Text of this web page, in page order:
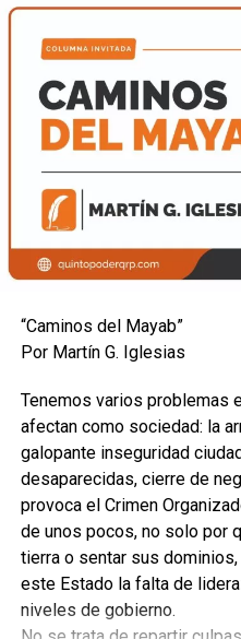
“Caminos del Mayab”
Por Martín G. Iglesias
Tenemos varios problemas
afectan como sociedad: la
galopante inseguridad
desaparecidas, cierre de
provoca el Crimen
de unos pocos, no solo por
tierra o sentar sus
este Estado la falta de
niveles de gobierno.